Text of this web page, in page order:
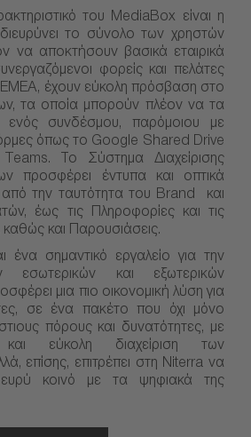
του MediaBox είναι η
το σύνολο των χρηστών
να αποκτήσουν βασικά εταιρικά
φορείς και πελάτες
έχουν εύκολη πρόσβαση στο
τα οποία μπορούν πλέον να τα
ενός συνδέσμου, παρόμοιου με
όπως το Google Shared Drive
Το Σύστημα Διαχείρισης
προσφέρει έντυπα και οπτικά
την ταυτότητα του Brand και
έως τις Πληροφορίες και τις
καθώς και Παρουσιάσεις.
ένα σημαντικό εργαλείο για την
εσωτερικών και εξωτερικών
μια πιο οικονομική λύση για
σε ένα πακέτο που όχι μόνο
πόρους και δυνατότητες, με
εύκολη διαχείριση των
επίσης, επιτρέπει στη Niterra να
ευρύ κοινό με τα ψηφιακά της